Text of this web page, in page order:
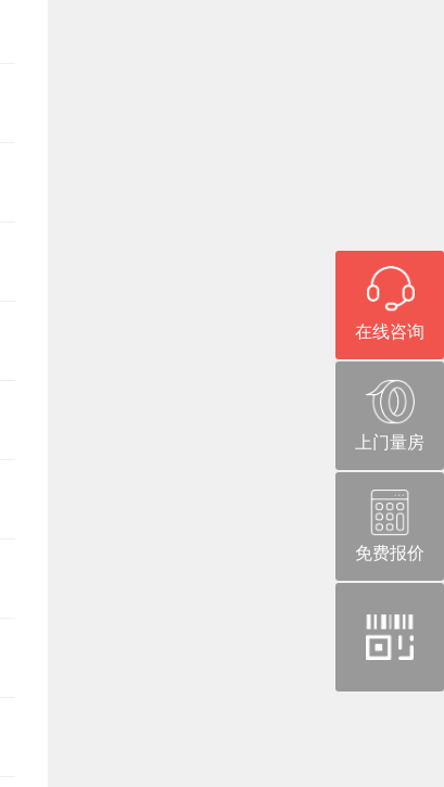
在线咨询
上门量房
免费报价
微